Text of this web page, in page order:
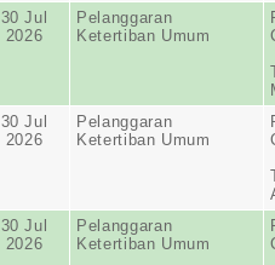
30 Jul
2026
Pelanggaran
Ketertiban Umum
30 Jul
2026
Pelanggaran
Ketertiban Umum
30 Jul
2026
Pelanggaran
Ketertiban Umum